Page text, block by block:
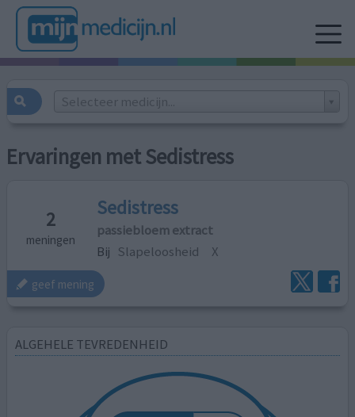
Selecteer medicijn...
Ervaringen met Sedistress
2
meningen
Sedistress
passiebloem extract
Bij Slapeloosheid X
geef mening
ALGEHELE TEVREDENHEID